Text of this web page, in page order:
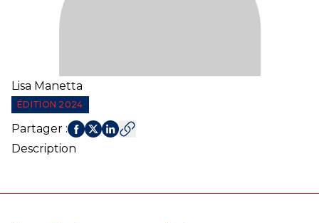
Lisa Manetta
ÉDITION 2024
Partager :
Description